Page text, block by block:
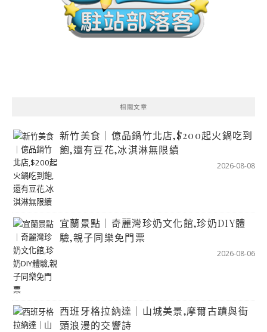
相關文章
新竹美食｜億品鍋竹北店,$200起火鍋吃到
飽,還有豆花,冰淇淋無限續
2026-08-08
宜蘭景點｜奇麗灣珍奶文化館,珍奶DIY體
驗,親子同樂免門票
2026-08-06
西班牙格拉納達｜山城美景,摩爾古蹟與街
頭浪漫的交響詩